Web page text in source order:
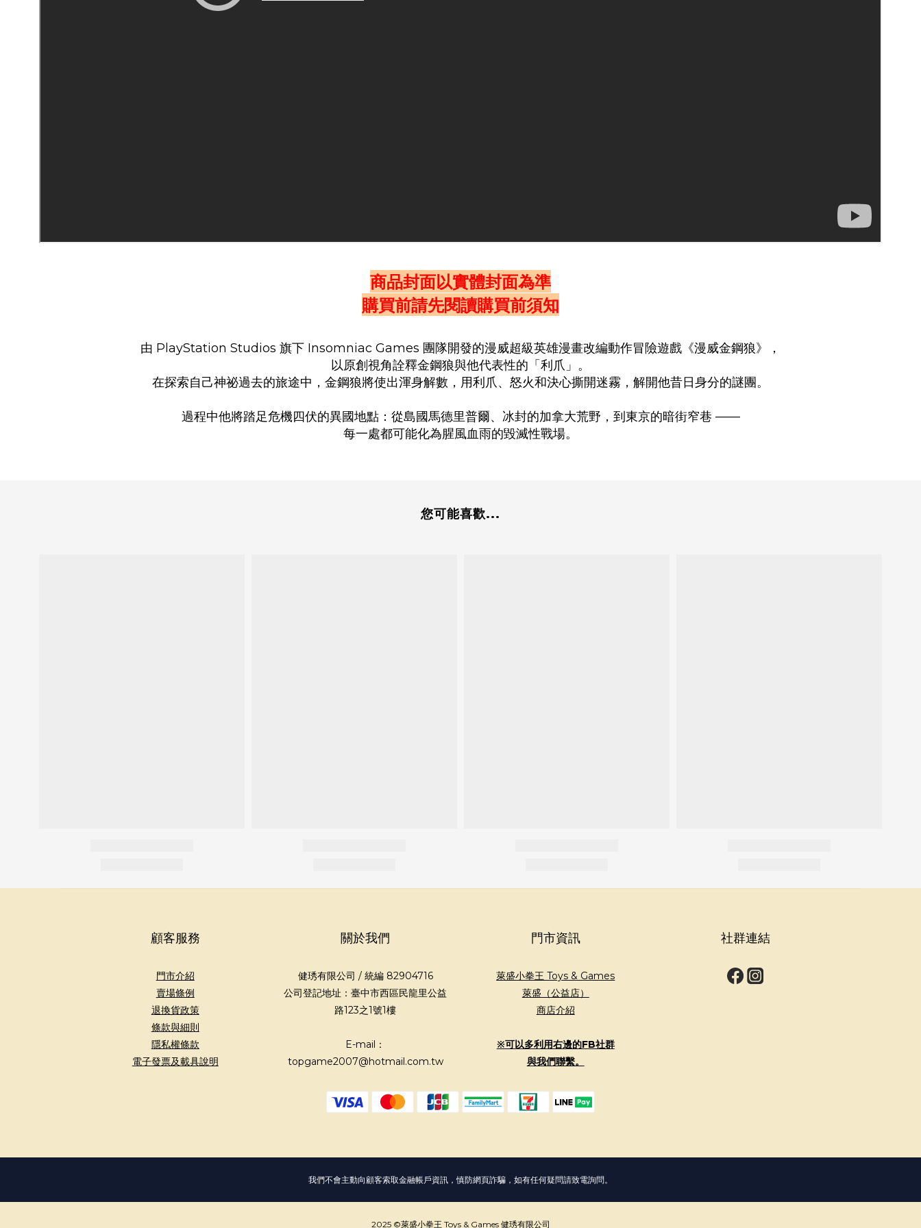
商品封面以實體封面為準
購買前請先閱讀購買前須知
由 PlayStation Studios 旗下 Insomniac Games 團隊開發的漫威超級英雄漫畫改編動作冒險遊戲《漫威金鋼狼》，
以原創視角詮釋金鋼狼與他代表性的「利爪」。
在探索自己神祕過去的旅途中，金鋼狼將使出渾身解數，用利爪、怒火和決心撕開迷霧，解開他昔日身分的謎團。
過程中他將踏足危機四伏的異國地點：從島國馬德里普爾、冰封的加拿大荒野，到東京的暗街窄巷 ——
每一處都可能化為腥風血雨的毀滅性戰場。
您可能喜歡...
顧客服務
門市介紹
賣場條例
退換貨政策
條款與細則
隱私權條款
電子發票及載具說明
關於我們
健琇有限公司 / 統編 82904716
公司登記地址：臺中市西區民龍里公益
路123之1號1樓
E-mail：
topgame2007@hotmail.com.tw
門市資訊
萊盛小拳王 Toys & Games
萊盛（公益店）
商店介紹
※可以多利用右邊的FB社群
與我們聯繫。
社群連結
我們不會主動向顧客索取金融帳戶資訊，慎防網頁詐騙，如有任何疑問請致電詢問。
2025 ©萊盛小拳王 Toys & Games 健琇有限公司